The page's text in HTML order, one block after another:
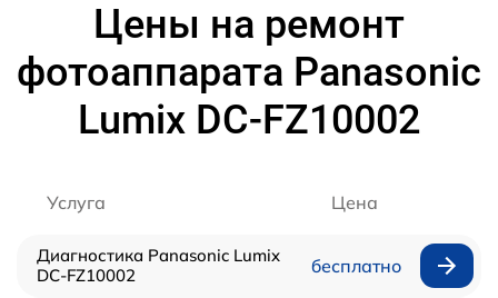
Цены на ремонт
фотоаппарата Panasonic
Lumix DC-FZ10002
Услуга Цена
Диагностика Panasonic Lumix
DC-FZ10002
бесплатно